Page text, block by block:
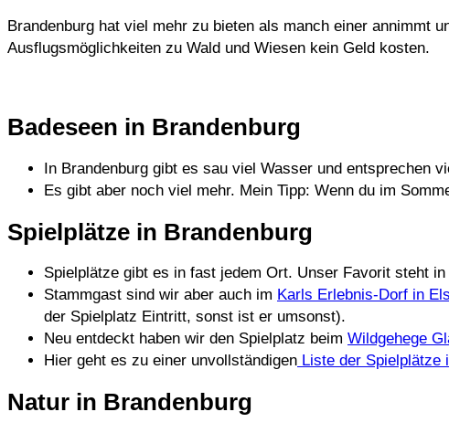
Brandenburg hat viel mehr zu bieten als manch einer annimmt
Ausflugsmöglichkeiten zu Wald und Wiesen kein Geld kosten.
Badeseen in Brandenburg
In Brandenburg gibt es sau viel Wasser und entsprechen
Es gibt aber noch viel mehr. Mein Tipp: Wenn du im
Spielplätze in Brandenburg
Spielplätze gibt es in fast jedem Ort. Unser Favorit steht in
Stammgast sind wir aber auch im Karls Erlebnis-Dorf in
der Spielplatz Eintritt, sonst ist er umsonst).
Neu entdeckt haben wir den Spielplatz beim Wildgehege
Hier geht es zu einer unvollständigen Liste der Spielplätze
Natur in Brandenburg